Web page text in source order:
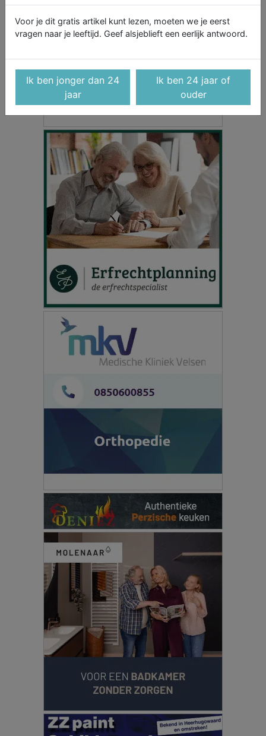
Voor je dit gratis artikel kunt lezen, moeten we je eerst
vragen naar je leeftijd. Geef alsjeblieft een eerlijk antwoord.
Ik ben jonger dan 24
jaar
Ik ben 24 jaar of
ouder